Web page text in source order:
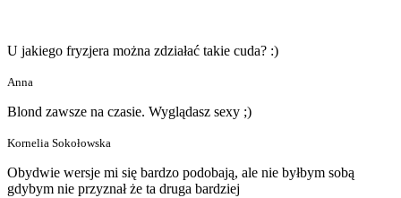
U jakiego fryzjera można zdziałać takie cuda? :)
Anna
Blond zawsze na czasie. Wyglądasz sexy ;)
Kornelia Sokołowska
Obydwie wersje mi się bardzo podobają, ale nie byłbym sobą
gdybym nie przyznał że ta druga bardziej